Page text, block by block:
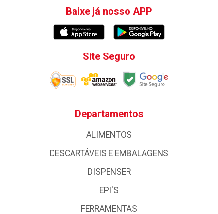
Baixe já nosso APP
Site Seguro
Departamentos
ALIMENTOS
DESCARTÁVEIS E EMBALAGENS
DISPENSER
EPI'S
FERRAMENTAS